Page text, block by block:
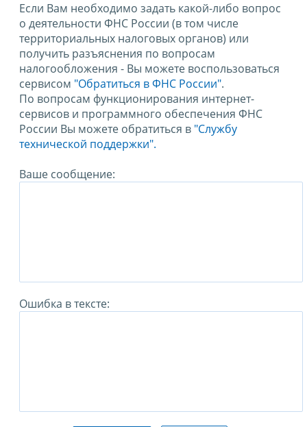
Если Вам необходимо задать какой-либо вопрос
о деятельности ФНС России (в том числе
территориальных налоговых органов) или
получить разъяснения по вопросам
налогообложения - Вы можете воспользоваться
сервисом "Обратиться в ФНС России".
По вопросам функционирования интернет-
сервисов и программного обеспечения ФНС
России Вы можете обратиться в "Службу
технической поддержки".
Ваше сообщение:
Ошибка в тексте: